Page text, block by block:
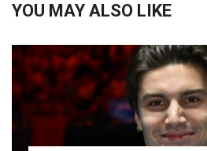
YOU MAY ALSO LIKE